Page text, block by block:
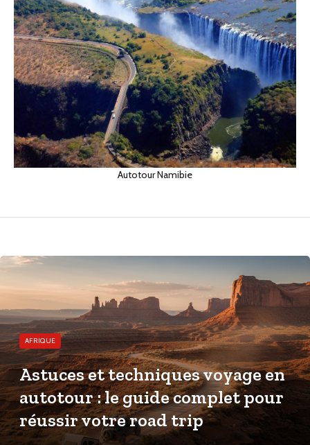
Autotour Namibie
AFRIQUE
Astuces et techniques voyage en
autotour : le guide complet pour
réussir votre road trip